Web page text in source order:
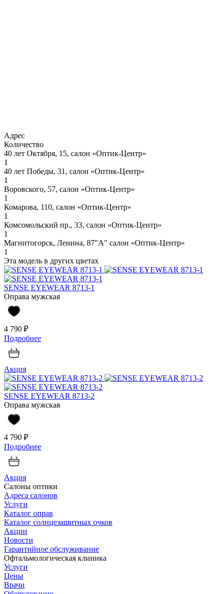
Адрес
Количество
40 лет Октября, 15, салон «Оптик-Центр»
1
40 лет Победы, 31, салон «Оптик-Центр»
1
Воровского, 57, салон «Оптик-Центр»
1
Комарова, 110, салон «Оптик-Центр»
1
Комсомольский пр., 33, салон «Оптик-Центр»
1
Магнитогорск, Ленина, 87"А" салон «Оптик-Центр»
1
Эта модель в других цветах
SENSE EYEWEAR 8713-1
Оправа мужская
4 790 ₽
Подробнее
Акция
SENSE EYEWEAR 8713-2
Оправа мужская
4 790 ₽
Подробнее
Акция
Салоны оптики
Адреса салонов
Услуги
Каталог оправ
Каталог солнцезащитных очков
Акции
Новости
Гарантийное обслуживание
Офтальмологическая клиника
Услуги
Цены
Врачи